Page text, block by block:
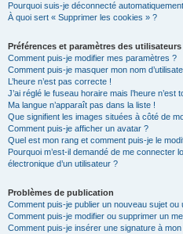
Pourquoi suis-je déconnecté
À quoi sert « Supprimer les cookies » ?
Préférences et paramètres des utilisateurs
Comment puis-je modifier mes paramètres ?
Comment puis-je masquer mon nom
L’heure n’est pas correcte !
J’ai réglé le fuseau horaire mais l’heure n’est
Ma langue n’apparaît pas dans la liste !
Que signifient les images situées à côté de
Comment puis-je afficher un avatar ?
Quel est mon rang et comment puis-je le
Pourquoi m’est-il demandé de me connecter
électronique d’un utilisateur ?
Problèmes de publication
Comment puis-je publier un nouveau sujet ou
Comment puis-je modifier ou supprimer un
Comment puis-je insérer une signature à